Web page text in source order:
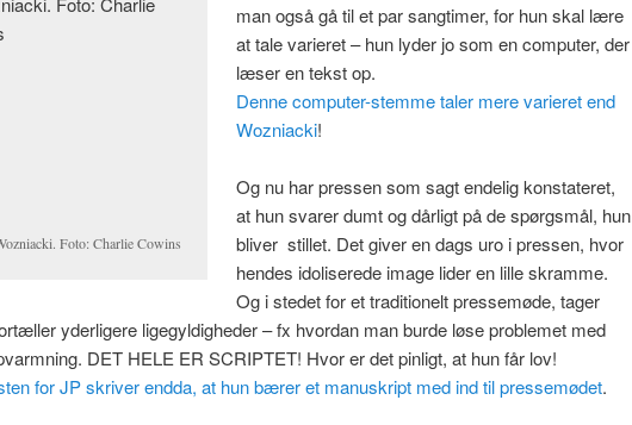
Foto: Charlie Cowins
man også gå til et par sangtimer, for hun skal lære
at tale varieret – hun lyder jo som en computer, der
læser en tekst op.
Denne computer-stemme taler mere varieret end
Wozniacki!
Og nu har pressen som sagt endelig konstateret,
at hun svarer dumt og dårligt på de spørgsmål, hun
bliver stillet. Det giver en dags uro i pressen, hvor
hendes idoliserede image lider en lille skramme.
Og i stedet for et traditionelt pressemøde, tager
yderligere ligegyldigheder – fx hvordan man burde løse problemet med
DET HELE ER SCRIPTET! Hvor er det pinligt, at hun får lov!
for JP skriver endda, at hun bærer et manuskript med ind til pressemødet.